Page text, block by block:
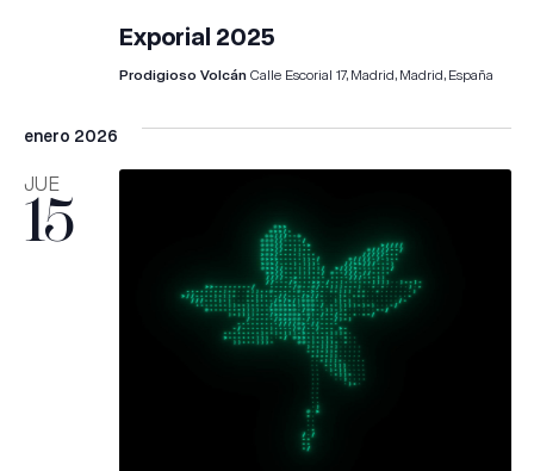
Exporial 2025
Prodigioso Volcán Calle Escorial 17, Madrid, Madrid, España
enero 2026
JUE
15